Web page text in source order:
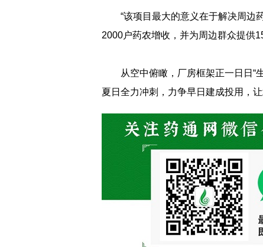
“该项目最大的意义在于解决周边
2000户药农增收，并为周边群众提供
从空中俯瞰，厂房框架正一日日“
夏日全力冲刺，力争早日建成投用，